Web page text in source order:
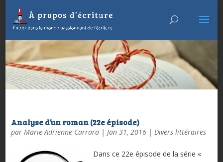
Analyse d’un roman (22e épisode)
par Marie-Adrienne Carrara| Jan 31, 2016| Divers littéraires
Dans ce 22e épisode de la série «